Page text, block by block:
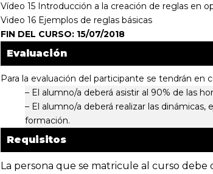
Vídeo 15 Introducción a la creación de reglas en
Video 16 Ejemplos de reglas básicas
FIN DEL CURSO: 15/07/2018
Evaluación
Para la evaluación del participante se tendrán en
– El alumno/a deberá asistir al 90% de las
– El alumno/a deberá realizar las dinámicas,
formación.
Requisitos
La persona que se matricule al curso